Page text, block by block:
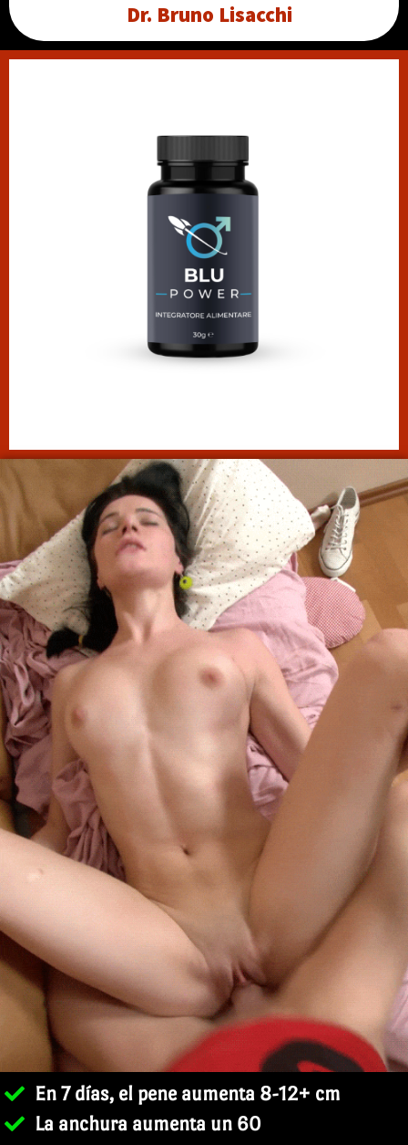
Dr. Bruno Lisacchi
En 7 días, el pene aumenta 8-12+ cm
La anchura aumenta un 60